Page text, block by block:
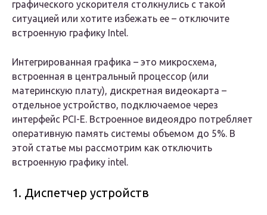
графического ускорителя столкнулись с такой
ситуацией или хотите избежать ее – отключите
встроенную графику Intel.
Интегрированная графика – это микросхема,
встроенная в центральный процессор (или
материнскую плату), дискретная видеокарта –
отдельное устройство, подключаемое через
интерфейс PCI-E. Встроенное видеоядро потребляет
оперативную память системы объемом до 5%. В
этой статье мы рассмотрим как отключить
встроенную графику intel.
1. Диспетчер устройств